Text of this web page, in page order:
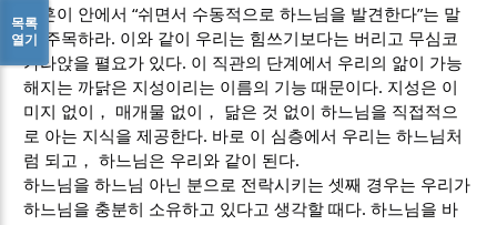
영혼이 안에서 “쉬면서 수동적으로 하느님을 발견한다”는 말
에 주목하라. 이와 같이 우리는 힘쓰기보다는 버리고 무심코
가라앉을 펼요가 있다. 이 직관의 단계에서 우리의 앎이 가능
해지는 까닭은 지성이리는 이름의 기능 때문이다. 지성은 이
미지 없이， 매개물 없이， 닮은 것 없이 하느님을 직접적으
로 아는 지식을 제공한다. 바로 이 심층에서 우리는 하느님처
럼 되고， 하느님은 우리와 같이 된다.
하느님을 하느님 아닌 분으로 전락시키는 셋째 경우는 우리가
하느님을 충분히 소유하고 있다고 생각할 때다. 하느님을 바
목록
열기